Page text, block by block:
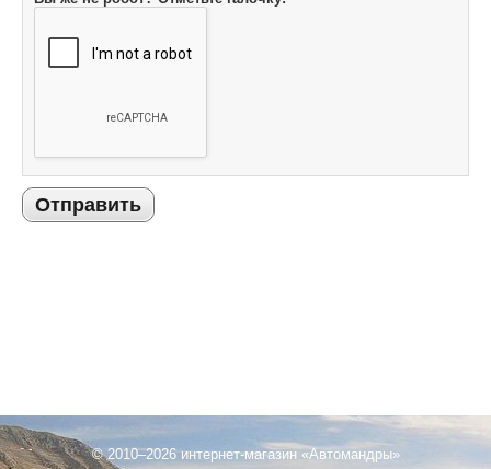
Отправить
© 2010–2026 интернет-магазин «Автомандры»